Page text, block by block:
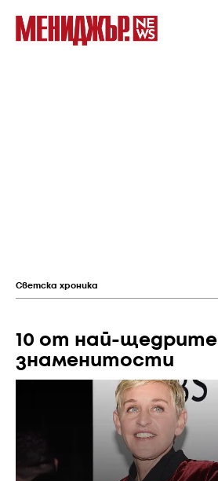
Светска хроника
10 от най-щедрите
знаменитости